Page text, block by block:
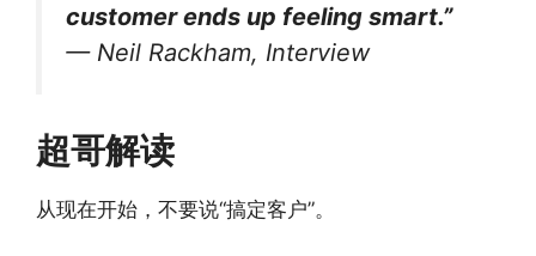
customer ends up feeling smart.”
— Neil Rackham, Interview
超哥解读
从现在开始，不要说“搞定客户”。